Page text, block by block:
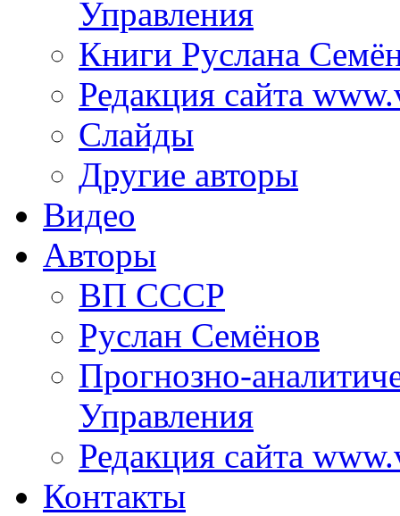
Управления
Книги Руслана
Редакция сайта
Слайды
Другие авторы
Видео
Авторы
ВП СССР
Руслан Семёнов
Прогнозно-
Управления
Редакция сайта
Контакты